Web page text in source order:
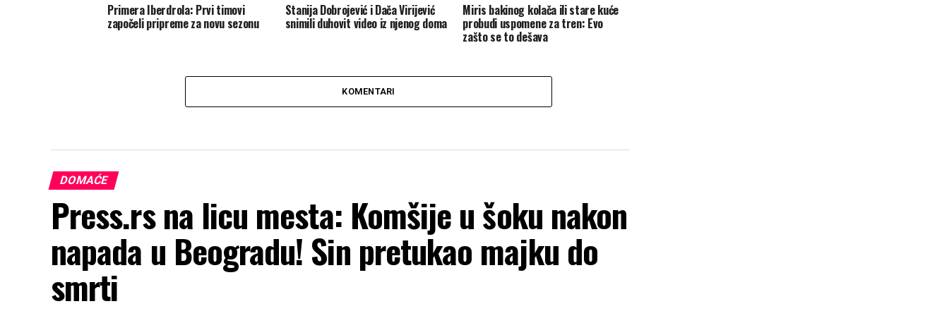
Primera Iberdrola: Prvi timovi
započeli pripreme za novu sezonu
Stanija Dobrojević i Dača Virijević
snimili duhovit video iz njenog doma
Miris bakinog kolača ili stare kuće
probudi uspomene za tren: Evo
zašto se to dešava
KOMENTARI
DOMAĆE
Press.rs na licu mesta: Komšije u šoku nakon
napada u Beogradu! Sin pretukao majku do
smrti